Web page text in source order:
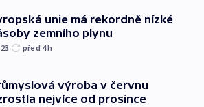
unie má rekordně nízké
zemního plynu
před 4h
výroba v červnu
nejvíce od prosince